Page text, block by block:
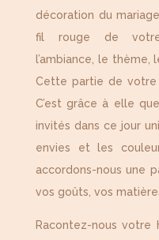
décoration du
fil rouge de votre
l’ambiance, le thème,
Cette partie de votre
C’est grâce à elle
invités dans ce jour
envies et les
accordons-nous une
vos goûts, vos
Racontez-nous votre